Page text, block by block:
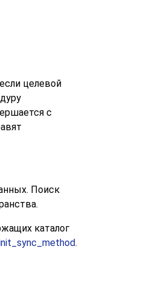
целевой
с
Поиск
каталог
.